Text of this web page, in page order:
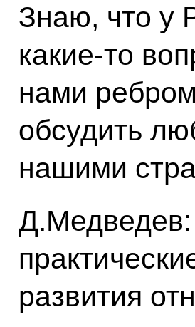
Знаю, что у
какие‑то
нами
обсудить
нашими
Д.Медведев:
развития